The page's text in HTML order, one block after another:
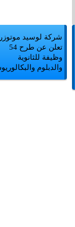
شركة لوسيد
تعلن عن طرح 54
وظيفة للثانوية
والدبلوم